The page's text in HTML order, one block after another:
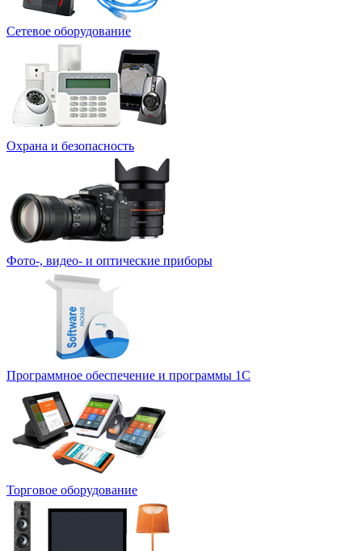
Сетевое оборудование
Охрана и безопасность
Фото-, видео- и оптические приборы
Программное обеспечение и программы 1С
Торговое оборудование